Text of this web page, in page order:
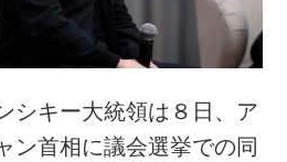
シキー大統領は８日、ア
ン首相に議会選挙での同